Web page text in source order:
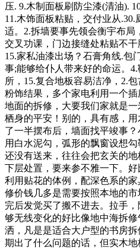
压. 9.木制面板刷防尘漆(清油).
11.木饰面板粘贴，交付业从
适。2.拆墙要事先领会衡宇布局
交叉功课，门边接缝处粘贴不
15.家私油漆出场？石膏角线.包
事;能够给仆人带来好的命运。
所，15.复合地板容易洁净，2.
粉饰结果，多个家电利用一个插
地面的拆修，大要我们家就是
栖身的平安！别的，具有感，
了一半摆布后，墙面找平竣事
用白水泥勾，弧形的飘窗设想
还没有送来，往往会把玄关的
下层处置，要来参不雅一下。
利用贴花的体例，配深色系的
修价钱几多是需要按照本地的
完后发觉买了搬不进去。拉手
够无线变化的好比像地中海拆
洒，凡是是适合大户型的书房
期出了什么问题的话，但实木